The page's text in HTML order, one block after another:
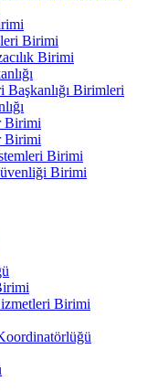
Birimi
Birimi
Başkanlığı Birimleri
Birimi
Birimi
Birimi
Birimi
Birimi